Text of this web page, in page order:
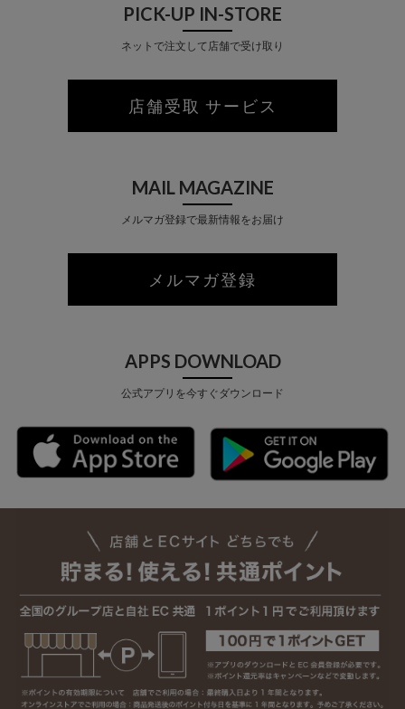
PICK-UP IN-STORE
ネットで注文して店舗で受け取り
店舗受取 サービス
MAIL MAGAZINE
メルマガ登録で最新情報をお届け
メルマガ登録
APPS DOWNLOAD
公式アプリを今すぐダウンロード